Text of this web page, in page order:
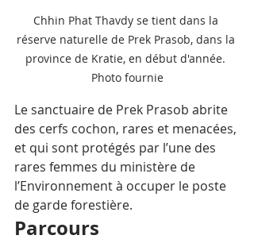
Chhin Phat Thavdy se tient dans la
réserve naturelle de Prek Prasob, dans la
province de Kratie, en début d'année.
Photo fournie
Le sanctuaire de Prek Prasob abrite
des cerfs cochon, rares et menacées,
et qui sont protégés par l’une des
rares femmes du ministère de
l’Environnement à occuper le poste
de garde forestière.
Parcours